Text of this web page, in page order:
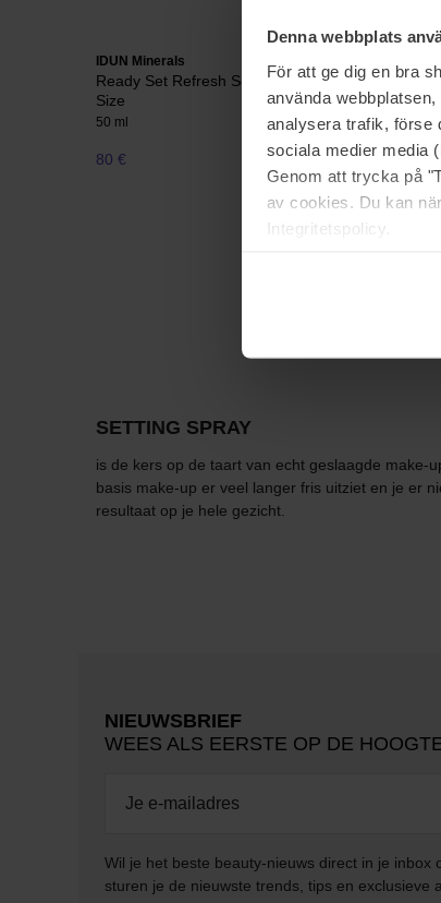
Denna webbplats
För att ge dig en bra
använda
analysera trafik, förse
sociala medier media
Genom att trycka på
av cookies. Du kan
Integritetspolicy.
IDUN Minerals
Ready Set Refresh Setting Spray Travel
Size
50 ml
80 € Niet op voorraad 33
SETTING SPRAY
is de kers op de taart van echt geslaagde make-
basis make-up er veel langer fris uitziet en je er
resultaat op je hele gezicht.
NIEUWSBRIEF
WEES ALS EERSTE OP DE
Wil je het beste beauty-nieuws direct in je inbox
sturen je de nieuwste trends, tips en exclusieve